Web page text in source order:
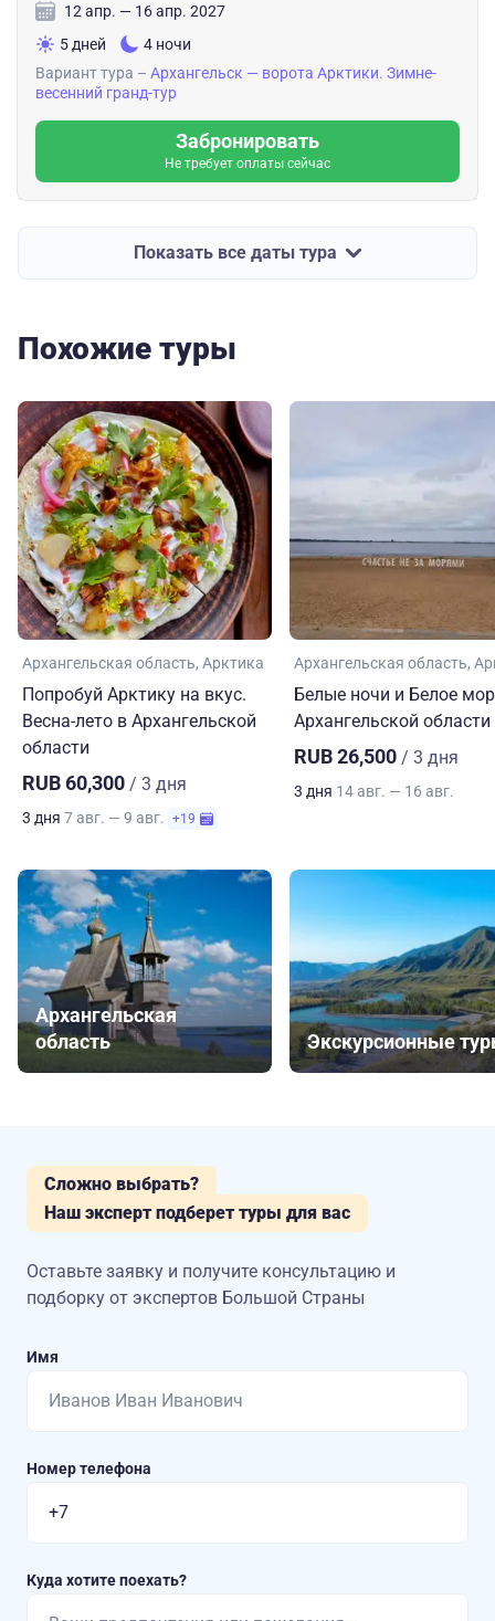
12 апр. — 16 апр. 2027
5 дней
4 ночи
Вариант тура – Архангельск — ворота Арктики. Зимне-
весенний гранд-тур
Забронировать
Не требует оплаты сейчас
Показать все даты тура
Похожие туры
Архангельская область Арктика
Попробуй Арктику на вкус.
Весна-лето в Архангельской
области
RUB 60,300 / 3 дня
3 дня 7 авг. — 9 авг. +19
Архангельская область
Белые ночи и Белое
Архангельской области
RUB 26,500 / 3 дня
3 дня 14 авг. — 16 авг.
Архангельская
область
Экскурсионные
Сложно выбрать?
Наш эксперт подберет туры для вас
Оставьте заявку и получите консультацию и
подборку от экспертов Большой Страны
Имя
Номер телефона
Куда хотите поехать?